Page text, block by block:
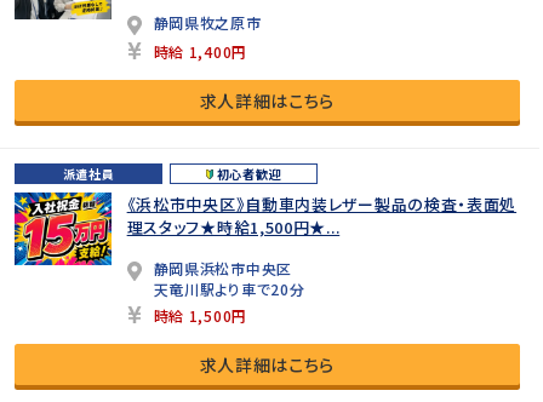
静岡県牧之原市
時給 1,400円
求人詳細はこちら
派遣社員 初心者歓迎
《浜松市中央区》自動車内装レザー製品の検査・表面処
理スタッフ★時給1,500円★...
静岡県浜松市中央区
天竜川駅より車で20分
時給 1,500円
求人詳細はこちら